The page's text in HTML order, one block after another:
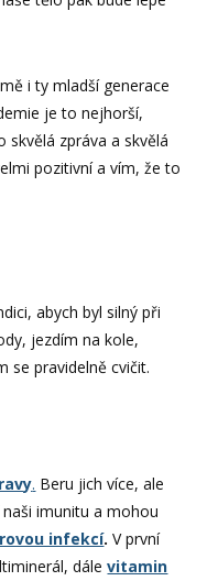
i ty mladší generace
je to nejhorší,
zpráva a skvělá
pozitivní a vím, že to
abych byl silný při
jezdím na kole,
se pravidelně cvičit.
. Beru jich více, ale
imunitu a mohou
infekcí. V první
dálevitamin